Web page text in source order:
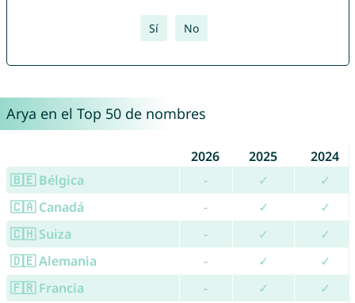
Sí No
Arya en el Top 50 de nombres
2026 2025
2024
🇧🇪 Bélgica
- ✓
✓
🇨🇦 Canadá
- ✓
✓
🇨🇭 Suiza
- ✓
✓
🇩🇪 Alemania
- ✓
✓
🇫🇷 Francia
- ✓
✓